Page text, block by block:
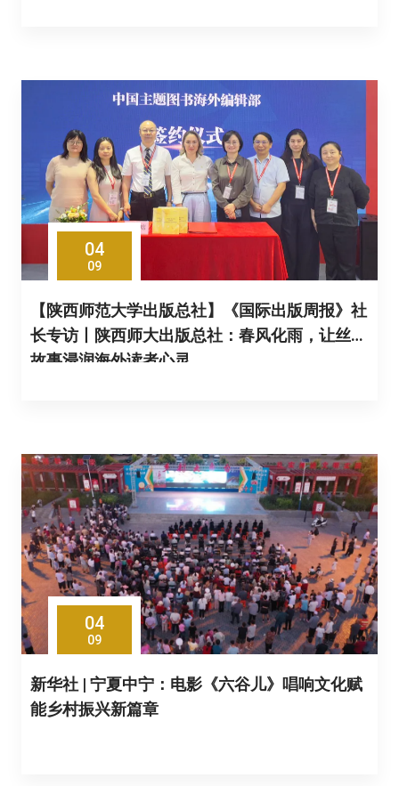
04
09
【陕西师范大学出版总社】《国际出版周报》社
长专访丨陕西师大出版总社：春风化雨，让丝路
故事浸润海外读者心灵
04
09
新华社 | 宁夏中宁：电影《六谷儿》唱响文化赋
能乡村振兴新篇章